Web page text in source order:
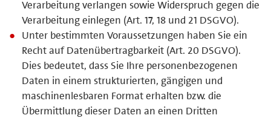
Verarbeitung verlangen sowie Widerspruch gegen die
Verarbeitung einlegen (Art. 17, 18 und 21 DSGVO).
Unter bestimmten Voraussetzungen haben Sie ein
Recht auf Datenübertragbarkeit (Art. 20 DSGVO).
Dies bedeutet, dass Sie Ihre personenbezogenen
Daten in einem strukturierten, gängigen und
maschinenlesbaren Format erhalten bzw. die
Übermittlung dieser Daten an einen Dritten